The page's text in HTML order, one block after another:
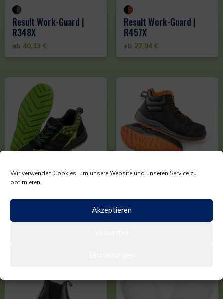
Wir verwenden Cookies, um unsere Website und unseren Service zu
optimieren.
Akzeptieren
Result Work-Guard |
R348X
ab 40,13 €
Result Work-Guard |
R457X
ab 27,94 €
Result Work-Guard |
Result Work-Guard |
R459X